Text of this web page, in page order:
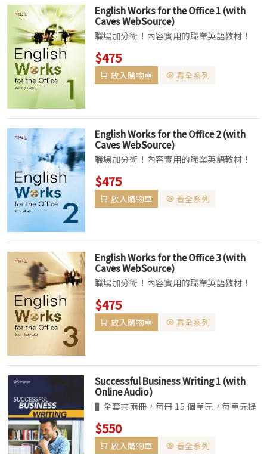
English Works for the Office 1 (with
Caves WebSource)
職場加分術！內容實用的職業英語教材！
• 本書適合準備踏入職場的大學生，以及
已進入職場的社會人士。設計循序漸進，概
括各式職場情境，從初入社會應徵工作到工
$475
放入購物車 看全系列
English Works for the Office 2 (with
Caves WebSource)
職場加分術！內容實用的職業英語教材！
• 本書適合準備踏入職場的大學生，以及
已進入職場的社會人士。設計循序漸進，概
括各式職場情境，從初入社會應徵工作到工
$475
放入購物車 看全系列
English Works for the Office 3 (with
Caves WebSource)
職場加分術！內容實用的職業英語教材！
• 本書適合準備踏入職場的大學生，以及
已進入職場的社會人士。設計循序漸進，概
括各式職場情境，從初入社會應徵工作到工
$475
放入購物車 看全系列
Successful Business Writing 1 (with
Online Audio)
▌全套共兩冊，每冊 15 個單元，每單元提
供 2 篇當代商業書信往來範文，條列 30 個
重要商業英語字彙及片語。提供清楚的文章
段落結構，透過範文及文法 說明，訓練學
$550
放入購物車 看全系列